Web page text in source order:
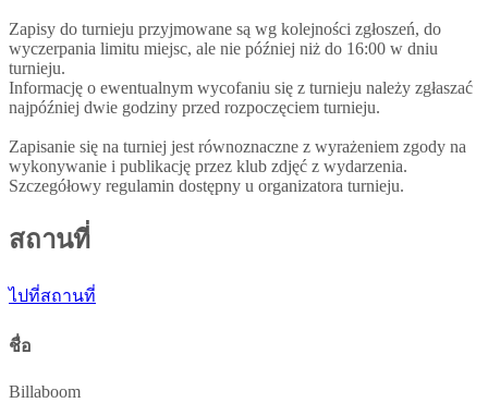
Zapisy do turnieju przyjmowane są wg kolejności zgłoszeń, do
wyczerpania limitu miejsc, ale nie później niż do 16:00 w dniu
turnieju.
Informację o ewentualnym wycofaniu się z turnieju należy zgłaszać
najpóźniej dwie godziny przed rozpoczęciem turnieju.
Zapisanie się na turniej jest równoznaczne z wyrażeniem zgody na
wykonywanie i publikację przez klub zdjęć z wydarzenia.
Szczegółowy regulamin dostępny u organizatora turnieju.
สถานที่
ไปที่สถานที่
ชื่อ
Billaboom